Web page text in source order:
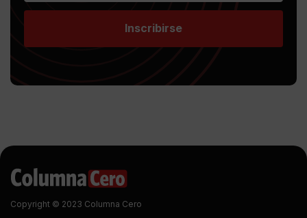
Inscribirse
Copyright © 2023 Columna Cero